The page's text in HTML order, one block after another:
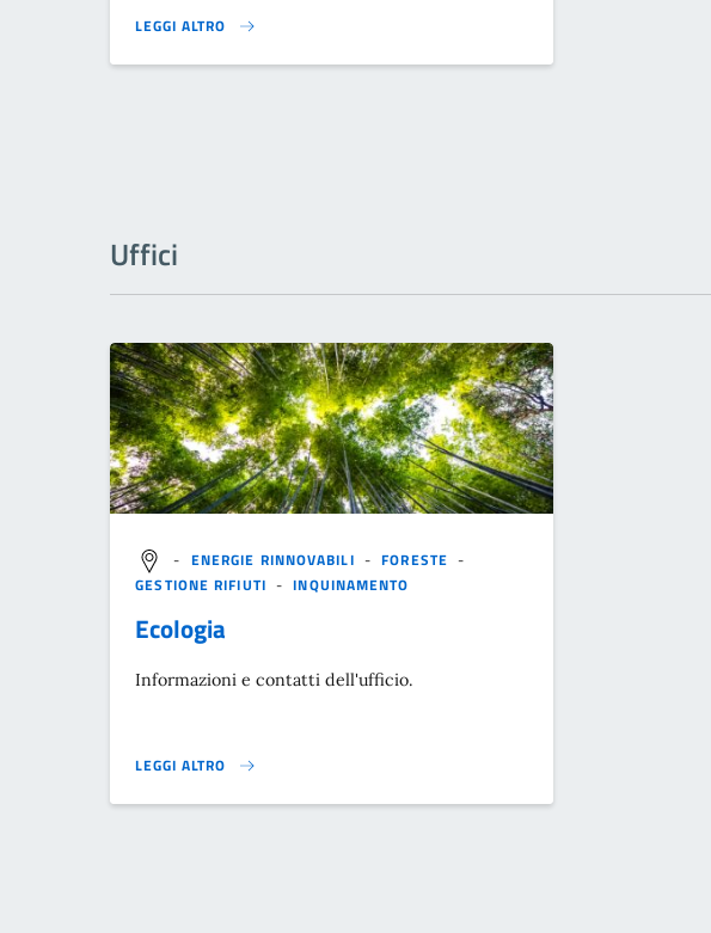
LEGGI ALTRO
SEGNALAZIONI}
Uffici
- ENERGIE RINNOVABILI -FORESTE -
GESTIONE RIFIUTI -INQUINAMENTO
Ecologia
Informazioni e contatti dell'ufficio.
LEGGI ALTRO
}